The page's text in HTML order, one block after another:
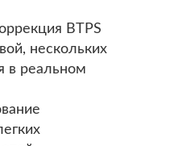
BTPS
нескольких
в реальном